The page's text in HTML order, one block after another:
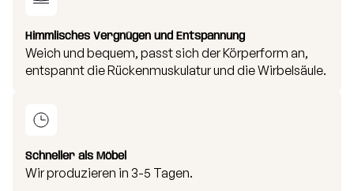
Himmlisches Vergnügen und Entspannung
Weich und bequem, passt sich der Körperform an,
entspannt die Rückenmuskulatur und die Wirbelsäule.
Schneller als Möbel
Wir produzieren in 3-5 Tagen.